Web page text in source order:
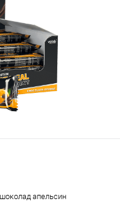
апельсин